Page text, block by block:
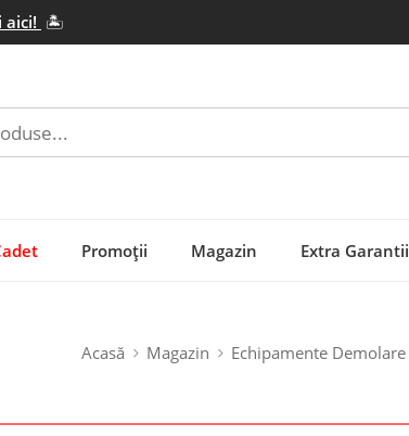
aici! 🏝️
Promoții Magazin Extra Garantii
Acasă Magazin Echipamente Demolare